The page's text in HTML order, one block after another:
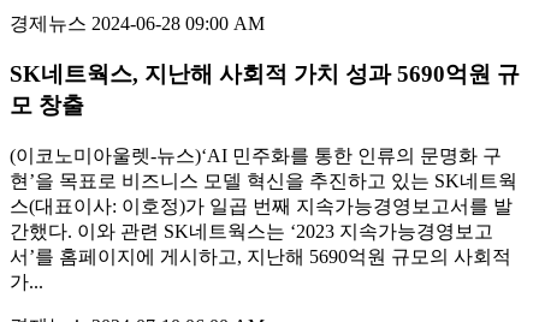
경제뉴스 2024-06-28 09:00 AM
SK네트웍스, 지난해 사회적 가치 성과 5690억원 규
모 창출
(이코노미아울렛-뉴스)‘AI 민주화를 통한 인류의 문명화 구
현’을 목표로 비즈니스 모델 혁신을 추진하고 있는 SK네트웍
스(대표이사: 이호정)가 일곱 번째 지속가능경영보고서를 발
간했다. 이와 관련 SK네트웍스는 ‘2023 지속가능경영보고
서’를 홈페이지에 게시하고, 지난해 5690억원 규모의 사회적
가...